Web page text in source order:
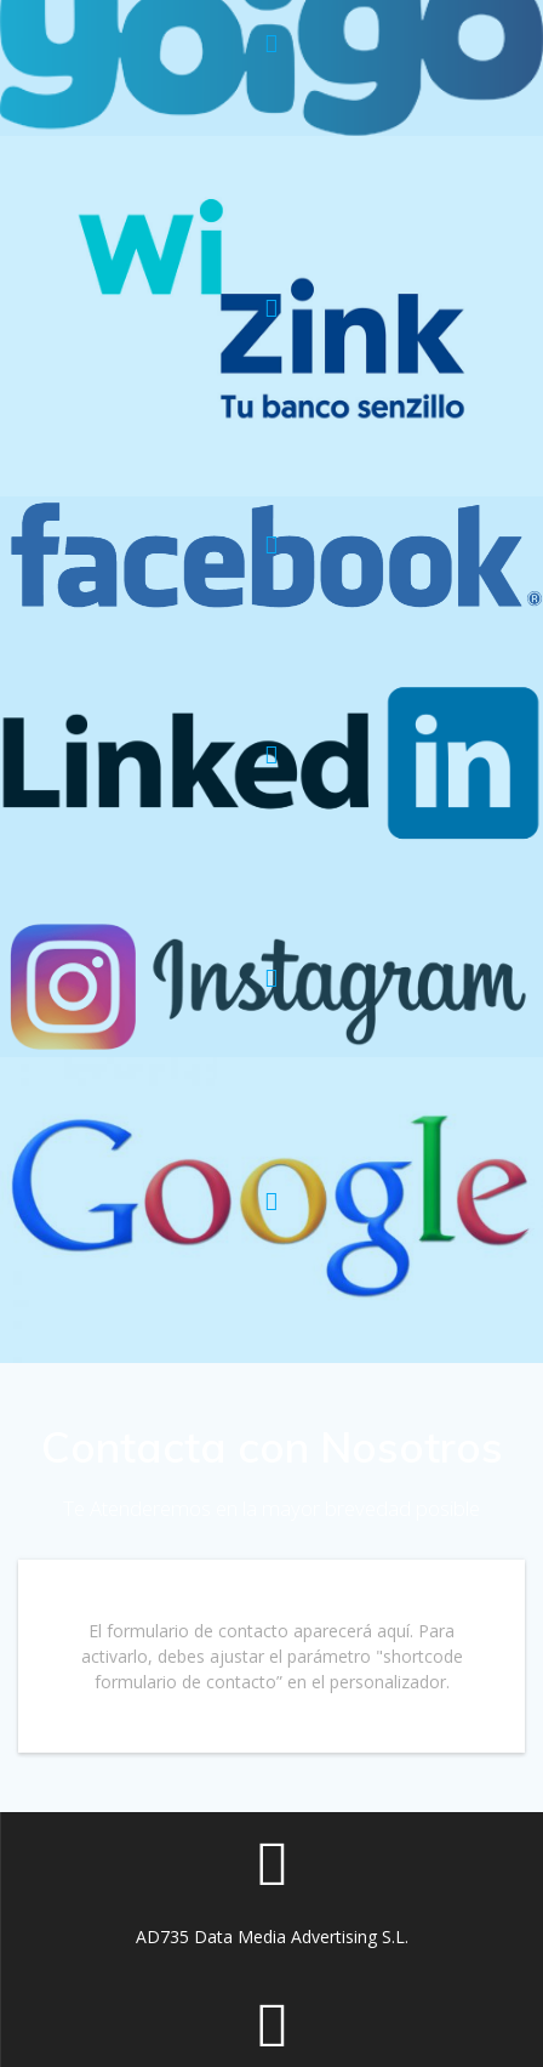
El formulario de contacto aparecerá aquí. Para
activarlo, debes ajustar el parámetro "shortcode
formulario de contacto” en el personalizador.
AD735 Data Media Advertising S.L.